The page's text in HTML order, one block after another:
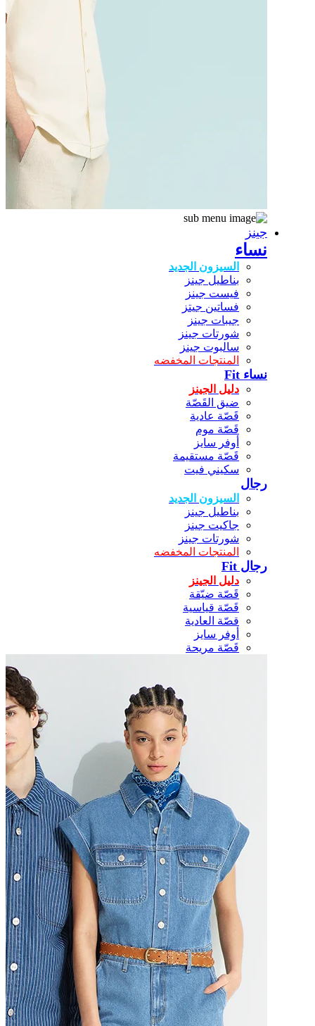
جينز
نساء
السيزون الجديد
بناطيل جينز
فيست جينز
فساتين جيتز
جيبات جينز
شورتات جينز
سالبوت جينز
المنتجات المخفضه
نساء Fit
دليل الجينز
ضيق القَصّة
قَصّة عادية
قَصّة موم
أوفر سايز
قَصّة مستقيمة
سكيني فيت
رجال
السيزون الجديد
بناطيل جينز
جاكيت جينز
شورتات جينز
المنتجات المخفضه
رجال Fit
دليل الجينز
قَصّة ضيّقة
قَصّة قياسية
قصّة العادية
أوفر سايز
قَصّة مريحة